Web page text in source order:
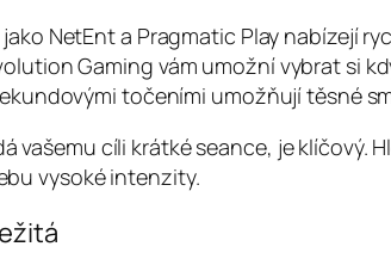
NetEnt a Pragmatic Play nabízejí
Gaming vám umožní vybrat si
točeními umožňují těsné
vašemu cíli krátké seance, je
vysoké intenzity.